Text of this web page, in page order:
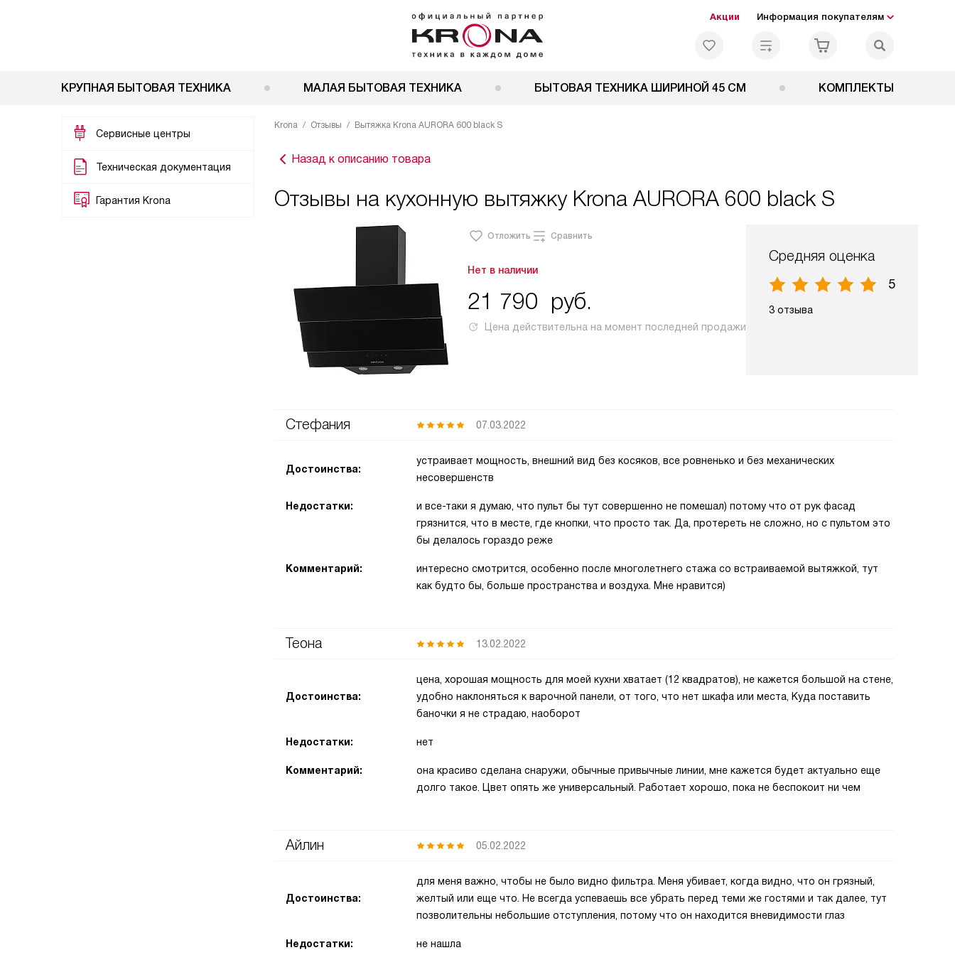
Акции Информация покупателям
КРУПНАЯ БЫТОВАЯ ТЕХНИКА МАЛАЯ БЫТОВАЯ ТЕХНИКА БЫТОВАЯ ТЕХНИКА ШИРИНОЙ 45 СМ КОМПЛЕКТЫ
Сервисные центры
Техническая документация
Гарантия Krona
Krona Отзывы Вытяжка Krona AURORA 600 black S
Назад к описанию товара
Отзывы на кухонную вытяжку Krona AURORA 600 black S
Отложить Сравнить
Нет в наличии
21 790 руб.
Цена действительна на момент последней продажи
Средняя оценка
5
3 отзыва
Стефания 07.03.2022
Достоинства:
устраивает мощность, внешний вид без косяков, все ровненько и без механических
несовершенств
Недостатки:
и все-таки я думаю, что пульт бы тут совершенно не помешал) потому что от рук фасад
грязнится, что в месте, где кнопки, что просто так. Да, протереть не сложно, но с пультом это
бы делалось гораздо реже
Комментарий:
интересно смотрится, особенно после многолетнего стажа со встраиваемой вытяжкой, тут
как будто бы, больше пространства и воздуха. Мне нравится)
Теона 13.02.2022
Достоинства:
цена, хорошая мощность для моей кухни хватает (12 квадратов), не кажется большой на стене,
удобно наклоняться к варочной панели, от того, что нет шкафа или места, Куда поставить
баночки я не страдаю, наоборот
Недостатки: нет
Комментарий:
она красиво сделана снаружи, обычные привычные линии, мне кажется будет актуально еще
долго такое. Цвет опять же универсальный. Работает хорошо, пока не беспокоит ни чем
Айлин 05.02.2022
Достоинства:
для меня важно, чтобы не было видно фильтра. Меня убивает, когда видно, что он грязный,
желтый или еще что. Не всегда успеваешь все убрать перед теми же гостями и так далее, тут
позволительны небольшие отступления, потому что он находится вневидимости глаз
Недостатки: не нашла